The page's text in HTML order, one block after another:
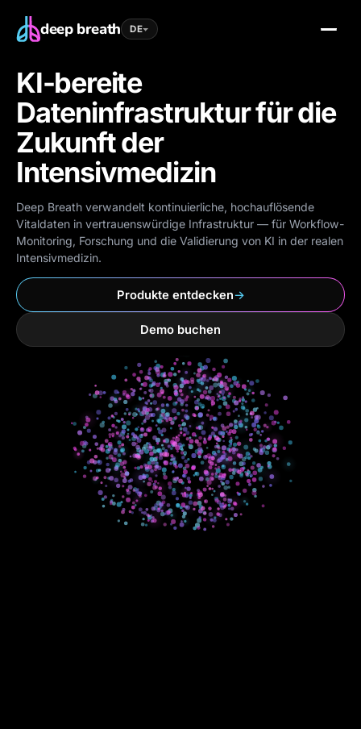
deep breath DE
KI-bereite
Dateninfrastruktur für die
Zukunft der
Intensivmedizin
Deep Breath verwandelt kontinuierliche, hochauflösende
Vitaldaten in vertrauenswürdige Infrastruktur — für Workflow-
Monitoring, Forschung und die Validierung von KI in der realen
Intensivmedizin.
Produkte entdecken→
Demo buchen